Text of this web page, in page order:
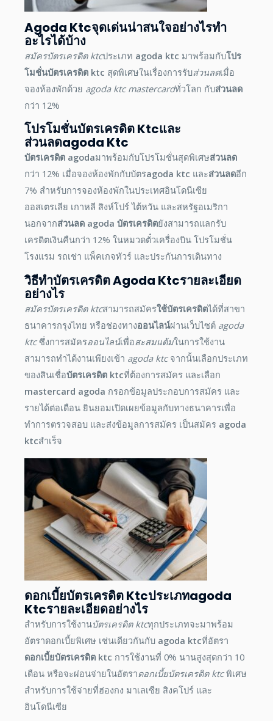
Agoda Ktcจุดเด่นน่าสนใจอย่างไรทำ
อะไรได้บ้าง
สมัครบัตรเครดิต ktcประเภท agoda ktc มาพร้อมกับโปร
โมชั่นบัตรเครดิต ktc สุดพิเศษในเรื่องการรับส่วนลดเมื่อ
จองห้องพักด้วย agoda ktc mastercardทั่วโลก กับส่วนลด
กว่า 12%
โปรโมชั่นบัตรเครดิต Ktcและ
ส่วนลดAgoda Ktc
บัตรเครดิต agodaมาพร้อมกับโปรโมชั่นสุดพิเศษส่วนลด
กว่า 12% เมื่อจองห้องพักกับบัตรagoda ktc และส่วนลดอีก
7% สำหรับการจองห้องพักในประเทศอินโดนีเซีย
ออสเตรเลีย เกาหลี สิงห์โปร์ ไต้หวัน และสหรัฐอเมริกา
นอกจากส่วนลด agoda บัตรเครดิตยังสามารถแลกรับ
เครดิตเงินคืนกว่า 12% ในหมวดตั๋วเครื่องบิน โปรโมชั่น
โรงแรม รถเช่า แพ็คเกจทัวร์ และประกันการเดินทาง
วิธีทําบัตรเครดิตAgoda Ktcรายละเอียด
อย่างไร
สมัครบัตรเครดิต ktcสามารถสมัครใช้บัตรเครดิตได้ที่สาขา
ธนาคารกรุงไทย หรือช่องทางออนไลน์ผ่านเว็บไซต์ agoda
ktc ซึ่งการสมัครออนไลน์เพื่อสะสมแต้มในการใช้งาน
สามารถทำได้งานเพียงเข้า agoda ktc จากนั้นเลือกประเภท
ของสินเชื่อบัตรเครดิต ktcที่ต้องการสมัคร และเลือก
mastercard agoda กรอกข้อมูลประกอบการสมัคร และ
รายได้ต่อเดือน ยินยอมเปิดเผยข้อมูลกับทางธนาคารเพื่อ
ทำการตรวจสอบ และส่งข้อมูลการสมัคร เป็นสมัคร agoda
ktcสำเร็จ
ดอกเบี้ยบัตรเครดิต KtcประเภทAgoda
Ktcรายละเอียดอย่างไร
สำหรับการใช้งานบัตรเครดิต ktcทุกประเภทจะมาพร้อม
อัตราดอกเบี้ยพิเศษ เช่นเดียวกันกับ agoda ktcที่อัตรา
ดอกเบี้ยบัตรเครดิต ktc การใช้งานที่ 0% นานสูงสุดกว่า 10
เดือน หรือจะผ่อนจ่ายในอัตราดอกเบี้ยบัตรเครดิต ktcพิเศษ
สำหรับการใช้จ่ายที่ฮ่องกง มาเลเซีย สิงคโปร์ และ
อินโดนีเซีย